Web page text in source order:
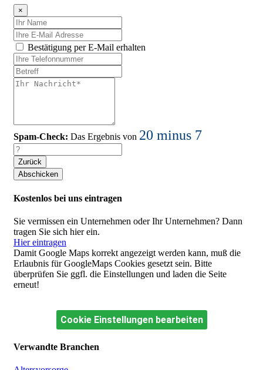
×
Bestätigung per E-Mail erhalten
Spam-Check: Das Ergebnis von 20 minus 7
Zurück
Kostenlos bei uns eintragen
Sie vermissen ein Unternehmen oder Ihr Unternehmen? Dann
tragen Sie sich hier ein.
Hier eintragen
Damit Google Maps korrekt angezeigt werden kann, muß die
Erlaubnis für GoogleMaps Cookies gesetzt sein. Bitte
überprüfen Sie ggfl. die Einstellungen und laden die Seite
erneut!
Cookie Einstellungen bearbeiten
Verwandte Branchen